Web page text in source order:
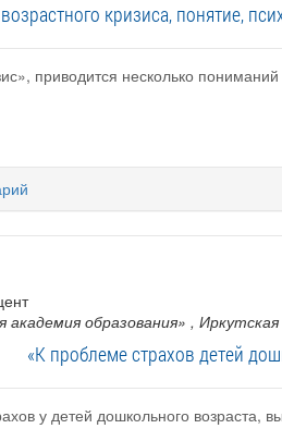
кризиса, понятие,
приводится несколько
образования» ,
«К проблеме страхов детей
у детей дошкольного возраста,